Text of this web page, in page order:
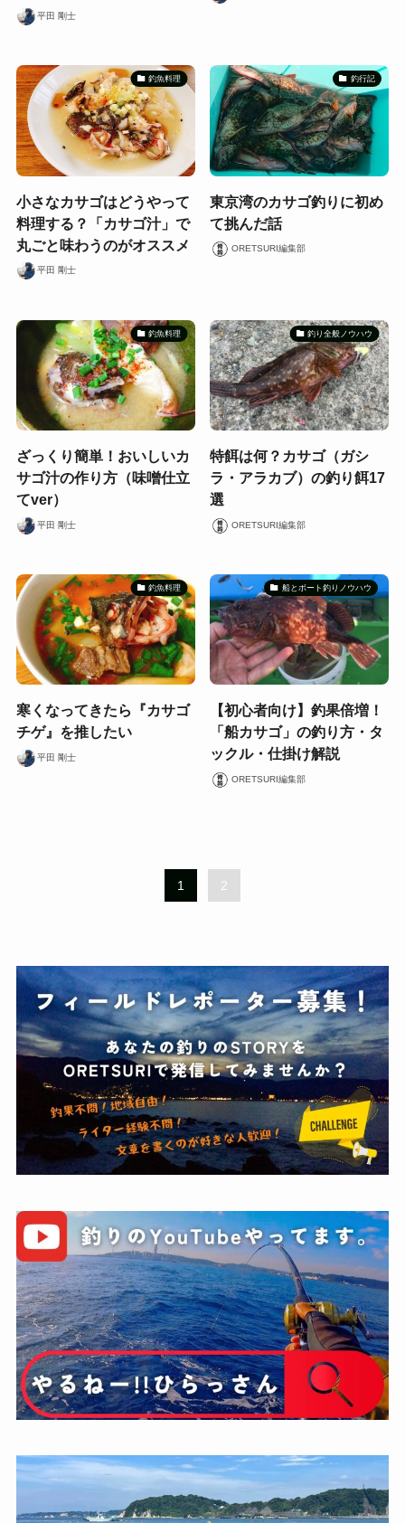
平田 剛士
釣魚料理
小さなカサゴはどうやって
料理する？「カサゴ汁」で
丸ごと味わうのがオススメ
平田 剛士
釣行記
東京湾のカサゴ釣りに初め
て挑んだ話
ORETSURI編集部
釣魚料理
ざっくり簡単！おいしいカ
サゴ汁の作り方（味噌仕立
てver）
平田 剛士
釣り全般ノウハウ
特餌は何？カサゴ（ガシ
ラ・アラカブ）の釣り餌17
選
ORETSURI編集部
釣魚料理
寒くなってきたら『カサゴ
チゲ』を推したい
平田 剛士
船とボート釣りノウハウ
【初心者向け】釣果倍増！
「船カサゴ」の釣り方・タ
ックル・仕掛け解説
ORETSURI編集部
1 2